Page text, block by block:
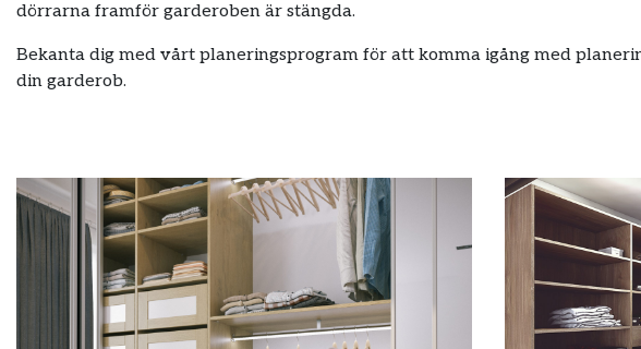
dörrarna framför garderoben är stängda.
Bekanta dig med vårt planeringsprogram för att komma igång med
din garderob.